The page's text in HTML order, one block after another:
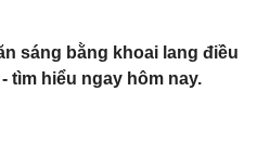
sáng bằng khoai lang điều
tìm hiểu ngay hôm nay.